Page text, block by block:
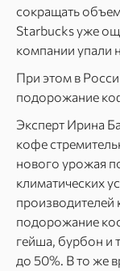
сокращать
Starbucks уже
компании упали
При этом в
подорожание
Эксперт Ирина
кофе
нового урожая
климатических
подорожание
гейша, бурбон и
до 50%. В то же